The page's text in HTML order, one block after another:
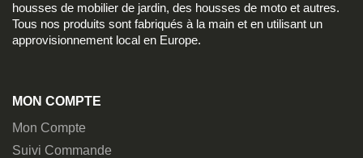
housses de mobilier de jardin, des housses de moto et autres.
Tous nos produits sont fabriqués à la main et en utilisant un
approvisionnement local en Europe.
MON COMPTE
Mon Compte
Suivi Commande